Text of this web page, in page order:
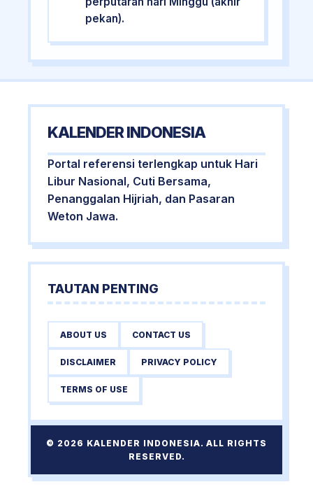
pekan).
KALENDER INDONESIA
Portal referensi terlengkap untuk Hari
Libur Nasional, Cuti Bersama,
Penanggalan Hijriah, dan Pasaran
Weton Jawa.
TAUTAN PENTING
ABOUT US CONTACT US
DISCLAIMER PRIVACY POLICY
TERMS OF USE
© 2026 KALENDER INDONESIA. ALL RIGHTS
RESERVED.